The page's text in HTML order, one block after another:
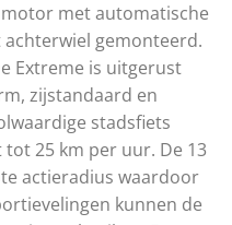
met automatische
gemonteerd.
Extreme is uitgerust
zijstandaard en
stadsfiets
25 km per uur. De 13
actieradius waardoor
kunnen de